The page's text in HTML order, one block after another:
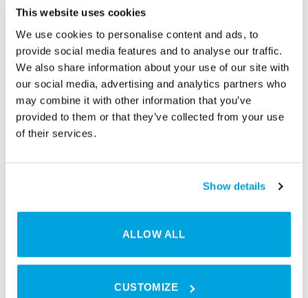
This website uses cookies
We use cookies to personalise content and ads, to
provide social media features and to analyse our traffic.
We also share information about your use of our site with
our social media, advertising and analytics partners who
may combine it with other information that you’ve
provided to them or that they’ve collected from your use
of their services.
Show details
ALLOW ALL
CUSTOMIZE
Zutrittskontrolle.